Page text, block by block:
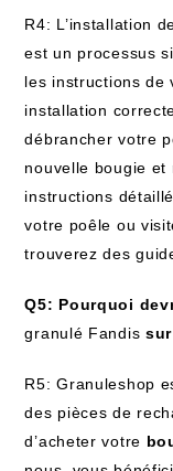
R4: L’installation
est un processus
les instructions de
installation
débrancher votre
nouvelle bougie
‌instructions
votre poêle ou
trouverez ​des
Q5: ‍Pourquoi
granulé Fandis
R5: ​Granuleshop
des pièces de
d’acheter votre